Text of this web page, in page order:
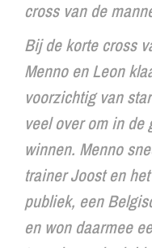
cross van de
Bij de korte cross
Menno en Leon
voorzichtig van
veel over om in
winnen. Menno
trainer Joost en
publiek, een
en won daarmee